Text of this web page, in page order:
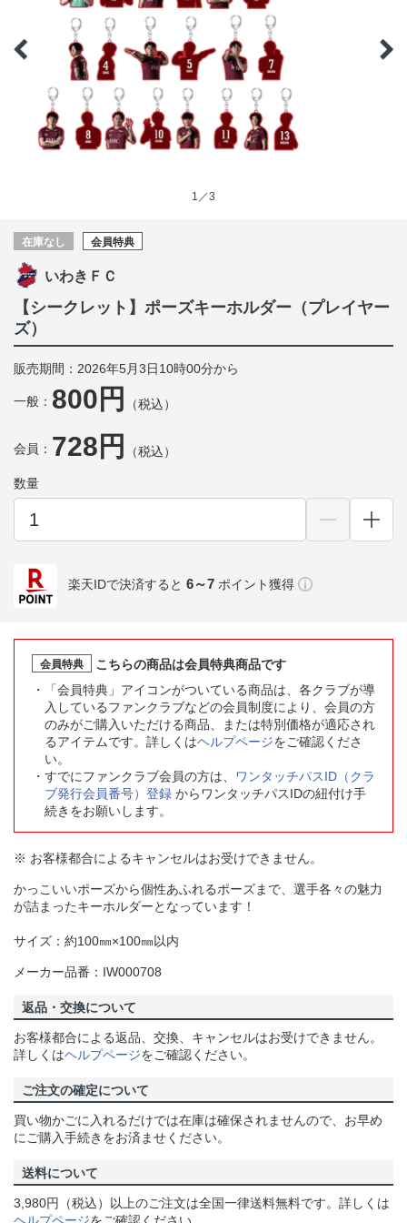
1／3
在庫なし 会員特典
いわきＦＣ
【シークレット】ポーズキーホルダー（プレイヤー
ズ）
販売期間：2026年5月3日10時00分から
一般： 800円 （税込）
会員： 728円 （税込）
数量
楽天IDで決済すると 6～7 ポイント獲得
会員特典
こちらの商品は会員特典商品です
「会員特典」アイコンがついている商品は、各クラブが導
入しているファンクラブなどの会員制度により、会員の方
のみがご購入いただける商品、または特別価格が適応され
るアイテムです。詳しくはヘルプページをご確認くださ
い。
すでにファンクラブ会員の方は、
ワンタッチパスID（クラ
ブ発行会員番号）登録 からワンタッチパスIDの紐付け手
続きをお願いします。
※ お客様都合によるキャンセルはお受けできません。
かっこいいポーズから個性あふれるポーズまで、選手各々の魅力
が詰まったキーホルダーとなっています！
サイズ：約100㎜×100㎜以内
メーカー品番：IW000708
返品・交換について
お客様都合による返品、交換、キャンセルはお受けできません。
詳しくはヘルプページをご確認ください。
ご注文の確定について
買い物かごに入れるだけでは在庫は確保されませんので、お早め
にご購入手続きをお済ませください。
送料について
3,980円（税込）以上のご注文は全国一律送料無料です。詳しくは